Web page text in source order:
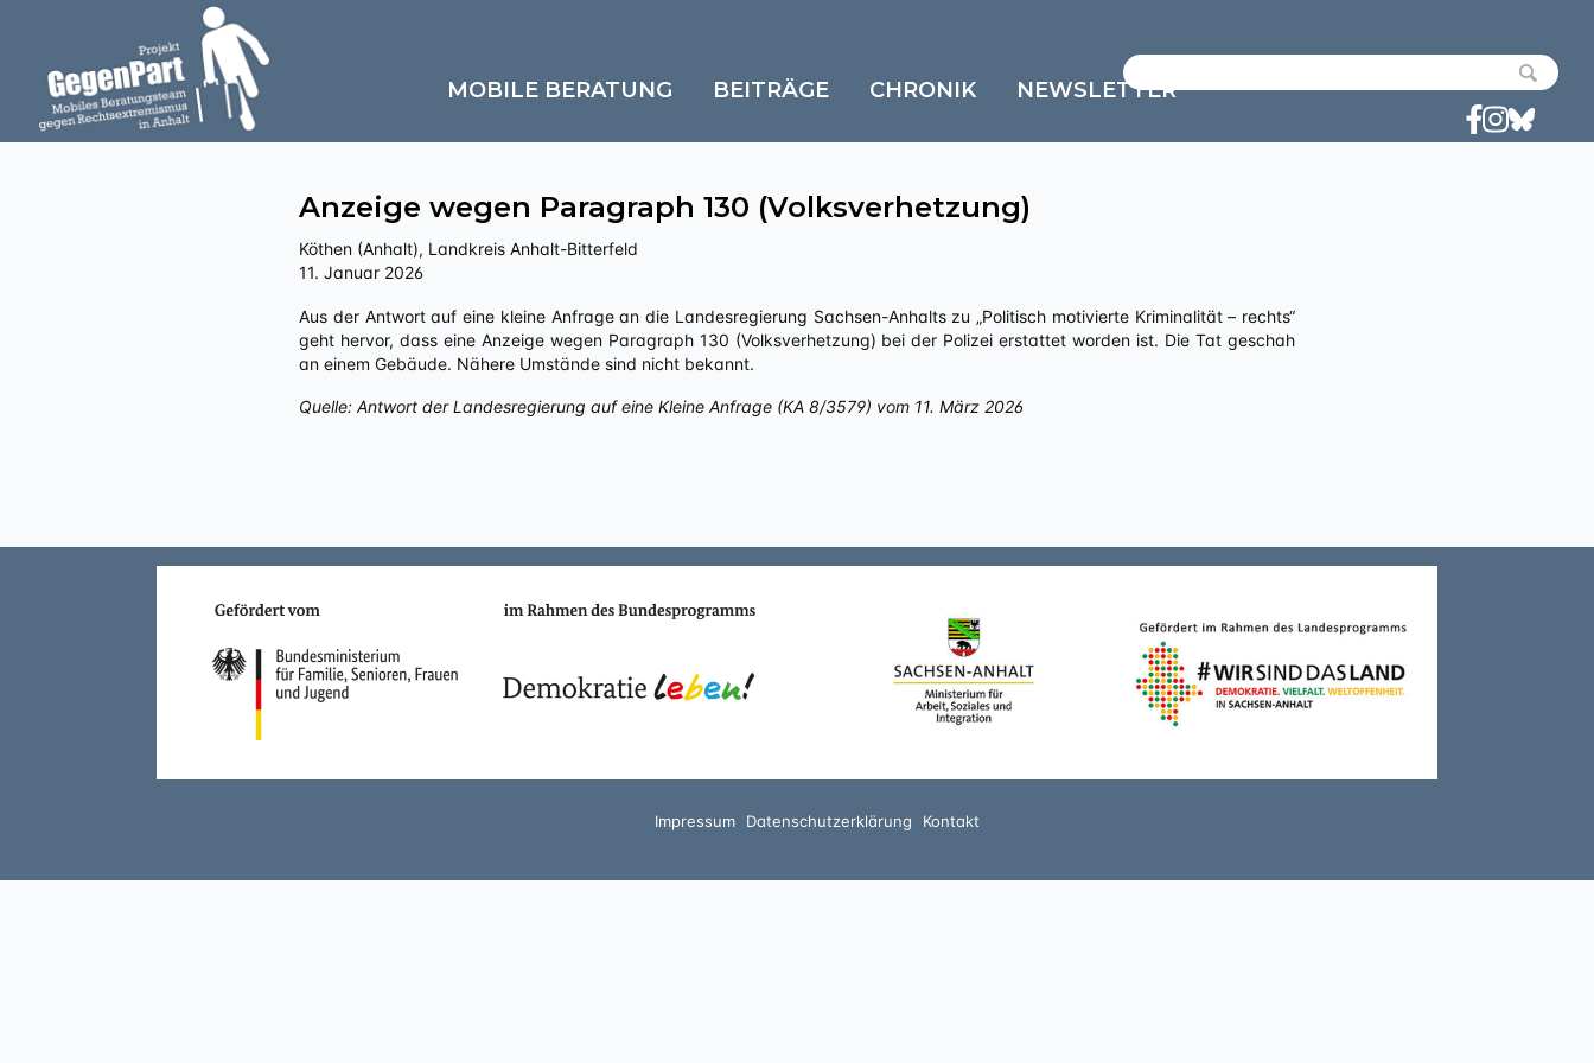
MOBILE BERATUNG BEITRÄGE CHRONIK NEWSLETTER
Anzeige wegen Paragraph 130 (Volksverhetzung)
Köthen (Anhalt), Landkreis Anhalt-Bitterfeld
11. Januar 2026
Aus der Antwort auf eine kleine Anfrage an die Landesregierung Sachsen-Anhalts zu „Politisch motivierte Kriminalität – rechts“
geht hervor, dass eine Anzeige wegen Paragraph 130 (Volksverhetzung) bei der Polizei erstattet worden ist. Die Tat geschah
an einem Gebäude. Nähere Umstände sind nicht bekannt.
Quelle: Antwort der Landesregierung auf eine Kleine Anfrage (KA 8/3579) vom 11. März 2026
Impressum Datenschutzerklärung Kontakt